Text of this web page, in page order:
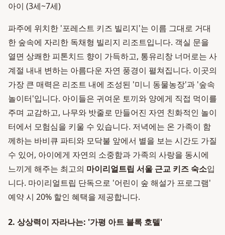
아이 (3세~7세)
파주에 위치한 '포레스트 키즈 빌리지'는 이름 그대로 거대
한 숲속에 자리한 독채형 빌리지 리조트입니다. 객실 문을
열면 상쾌한 피톤치드 향이 가득하고, 통유리창 너머로는 사
계절 내내 변하는 아름다운 자연 풍경이 펼쳐집니다. 이곳의
가장 큰 매력은 리조트 내에 조성된 '미니 동물농장'과 '숲속
놀이터'입니다. 아이들은 귀여운 토끼와 양에게 직접 먹이를
주며 교감하고, 나무와 밧줄로 만들어진 자연 친화적인 놀이
터에서 모험심을 키울 수 있습니다. 저녁에는 온 가족이 함
께하는 바비큐 파티와 모닥불 앞에서 별을 보는 시간도 가질
수 있어, 아이에게 자연의 소중함과 가족의 사랑을 동시에
느끼게 해주는 최고의 마이리얼트립 서울 근교 키즈 숙소입
니다. 마이리얼트립 단독으로 '어린이 숲 해설가 프로그램'
예약 시 20% 할인 혜택을 제공합니다.
2. 상상력이 자라나는: '가평 아트 블록 호텔'